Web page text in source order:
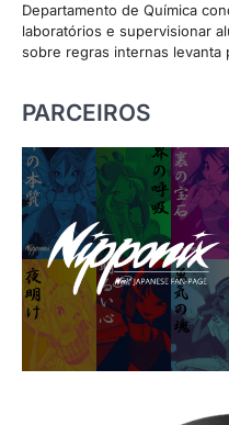
Departamento de Química
laboratórios e supervisionar
sobre regras internas levanta
PARCEIROS